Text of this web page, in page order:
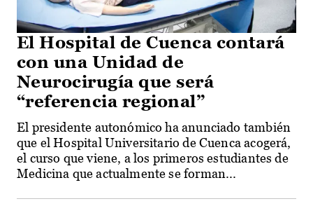
El Hospital de Cuenca contará
con una Unidad de
Neurocirugía que será
“referencia regional”
El presidente autonómico ha anunciado también
que el Hospital Universitario de Cuenca acogerá,
el curso que viene, a los primeros estudiantes de
Medicina que actualmente se forman...